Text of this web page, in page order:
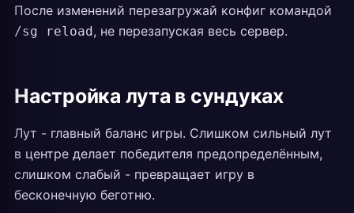
После изменений перезагружай конфиг командой
/sg reload, не перезапуская весь сервер.
Настройка лута в сундуках
Лут - главный баланс игры. Слишком сильный лут
в центре делает победителя предопределённым,
слишком слабый - превращает игру в
бесконечную беготню.